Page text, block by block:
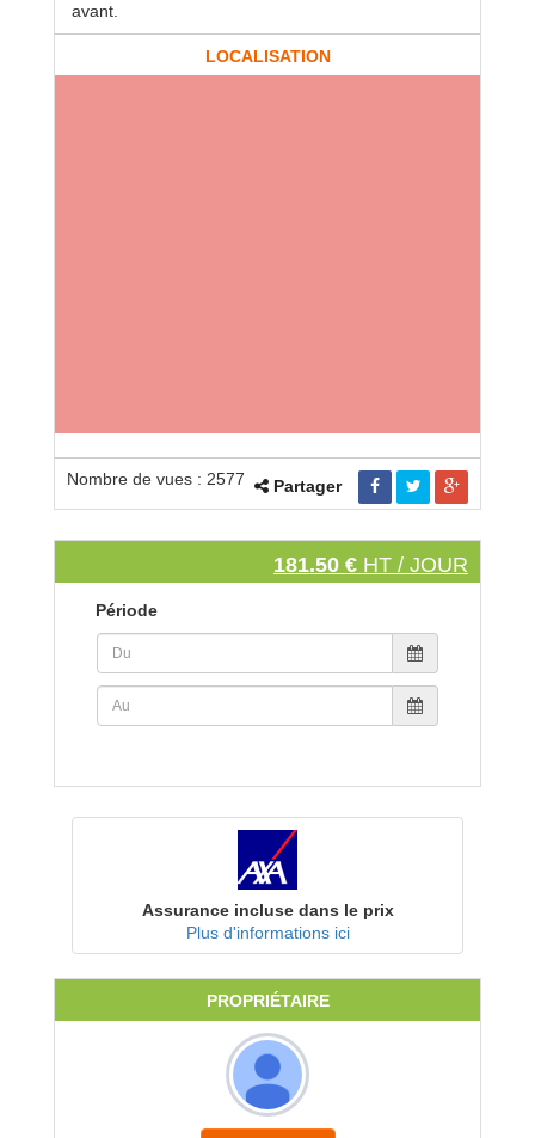
avant.
LOCALISATION
Nombre de vues : 2577 Partager
181.50 € HT / JOUR
Période
Assurance incluse dans le prix
Plus d'informations ici
PROPRIÉTAIRE